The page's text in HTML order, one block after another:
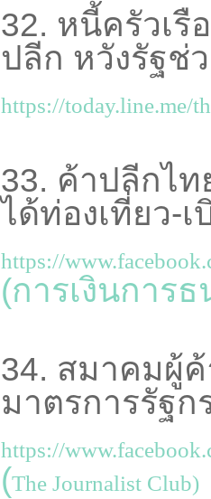
32. หนี้ครัวเ
ปลีก หวังรัฐช่
https://today.line.me/
33. ค้าปลีกไ
ได้ท่องเที่ยว-
https://
(การเงินการ
34. สมาคมผู้
มาตรการรัฐ
https://
(The Journalist Club)